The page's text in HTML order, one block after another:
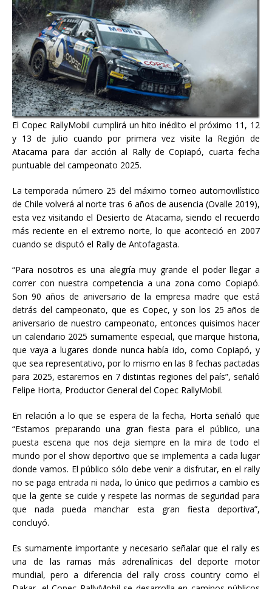
El Copec RallyMobil cumplirá un hito inédito el próximo 11, 12
y 13 de julio cuando por primera vez visite la Región de
Atacama para dar acción al Rally de Copiapó, cuarta fecha
puntuable del campeonato 2025.
La temporada número 25 del máximo torneo automovilístico
de Chile volverá al norte tras 6 años de ausencia (Ovalle 2019),
esta vez visitando el Desierto de Atacama, siendo el recuerdo
más reciente en el extremo norte, lo que aconteció en 2007
cuando se disputó el Rally de Antofagasta.
“Para nosotros es una alegría muy grande el poder llegar a
correr con nuestra competencia a una zona como Copiapó.
Son 90 años de aniversario de la empresa madre que está
detrás del campeonato, que es Copec, y son los 25 años de
aniversario de nuestro campeonato, entonces quisimos hacer
un calendario 2025 sumamente especial, que marque historia,
que vaya a lugares donde nunca había ido, como Copiapó, y
que sea representativo, por lo mismo en las 8 fechas pactadas
para 2025, estaremos en 7 distintas regiones del país”, señaló
Felipe Horta, Productor General del Copec RallyMobil.
En relación a lo que se espera de la fecha, Horta señaló que
“Estamos preparando una gran fiesta para el público, una
puesta escena que nos deja siempre en la mira de todo el
mundo por el show deportivo que se implementa a cada lugar
donde vamos. El público sólo debe venir a disfrutar, en el rally
no se paga entrada ni nada, lo único que pedimos a cambio es
que la gente se cuide y respete las normas de seguridad para
que nada pueda manchar esta gran fiesta deportiva”,
concluyó.
Es sumamente importante y necesario señalar que el rally es
una de las ramas más adrenalínicas del deporte motor
mundial, pero a diferencia del rally cross country como el